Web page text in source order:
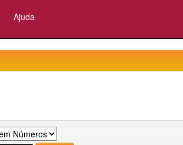
Ajuda